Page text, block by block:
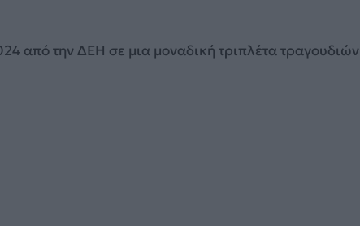
από την ΔΕΗ σε μια μοναδική τριπλέτα τραγουδιών